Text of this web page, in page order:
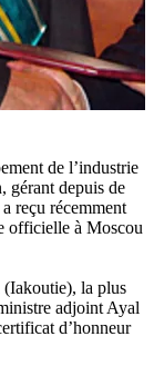
de l’industrie
gérant depuis de
reçu récemment
officielle à Moscou
(Iakoutie), la plus
adjoint Ayal
d’honneur